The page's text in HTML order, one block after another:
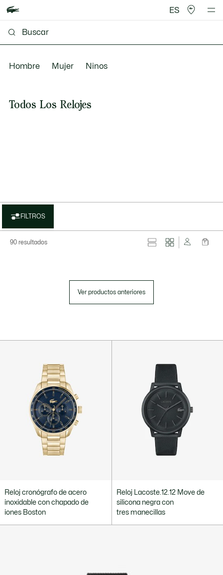
ES
Hombre Mujer Ninos
Todos Los Relojes
FILTROS
90 resultados
Ver productos anteriores
Reloj cronógrafo de acero
inoxidable con chapado de
iones Boston
Reloj Lacoste.12.12 Move de
silicona negra con
tres manecillas